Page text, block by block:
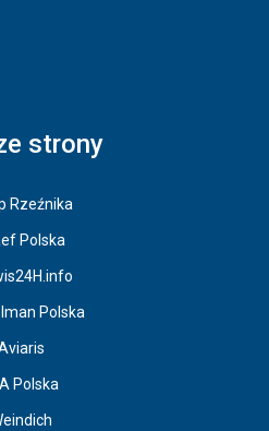
strony
Rzeźnika
Polska
Polska
Polska